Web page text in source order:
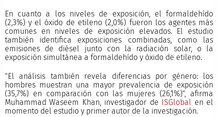
En cuanto a los niveles de exposición, el formaldehído
(2,3%) y el óxido de etileno (2,0%) fueron los agentes más
comunes en niveles de exposición elevados. El estudio
también identifica exposiciones combinadas, como las
emisiones de diésel junto con la radiación solar, o la
exposición simultánea a formaldehído y óxido de etileno.
"El análisis también revela diferencias por género: los
hombres muestran una mayor prevalencia de exposición
(35,7%) en comparación con las mujeres (26,1%)", afirma
Muhammad Waseem Khan, investigador de
ISGlobal en el
momento del estudio y primer autor de la investigación.